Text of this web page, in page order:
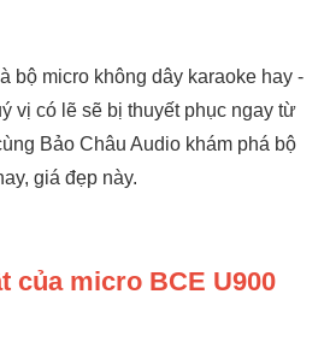
là bộ micro không dây karaoke hay -
vị có lẽ sẽ bị thuyết phục ngay từ
Bảo Châu Audio khám phá bộ
giá đẹp này.
của micro BCE U900